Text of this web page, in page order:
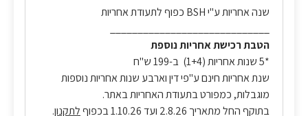
שנה אחריות ע"י BSH כפוף לתעודת אחריות
הטבת רכישת אחריות נוספת
*5 שנות אחריות (1+4) ב-199 ש"ח
שנת אחריות חינם ע"פי דין וארבע שנות אחריות נוספות
מוגבלות, כמפורט בתעודת האחריות באתר.
בתוקף החל מתאריך 2.8.26 ועד 1.10.26 בכפוף
לתקנון.